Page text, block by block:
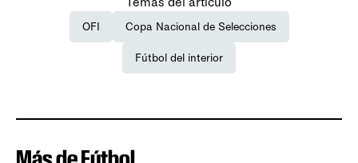
OFI Copa Nacional de Selecciones
Fútbol del interior